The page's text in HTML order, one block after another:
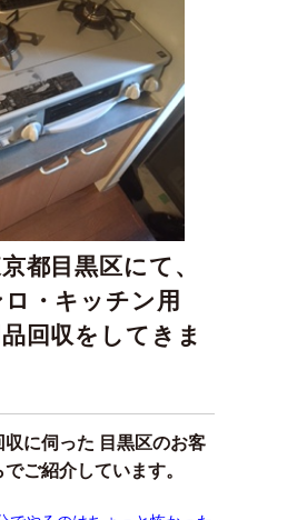
都目黒区にて、
・キッチン用
回収をしてきま
に伺った 目黒区のお客
ご紹介しています。